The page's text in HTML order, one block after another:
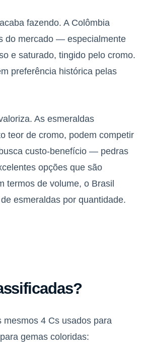
fazendo. A Colômbia
do mercado — especialmente
e saturado, tingido pelo cromo.
preferência histórica pelas
As esmeraldas
teor de cromo, podem competir
custo-benefício — pedras
opções que são
termos de volume, o Brasil
esmeraldas por quantidade.
4 Cs usados para
gemas coloridas: